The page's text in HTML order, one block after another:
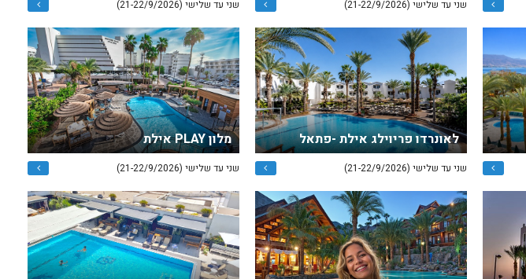
שני עד שלישי (21-22/9/2026) שני עד שלישי (21-22/9/2026)
לאונרדו פריוילג אילת -פתאל
שני עד שלישי (21-22/9/2026)
מלון PLAY אילת
שני עד שלישי (21-22/9/2026)